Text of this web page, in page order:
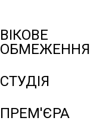
ВІКОВЕ
ОБМЕЖЕННЯ
СТУДІЯ
ПРЕМ'ЄРА